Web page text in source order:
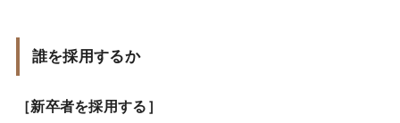
誰を採用するか
［新卒者を採用する］